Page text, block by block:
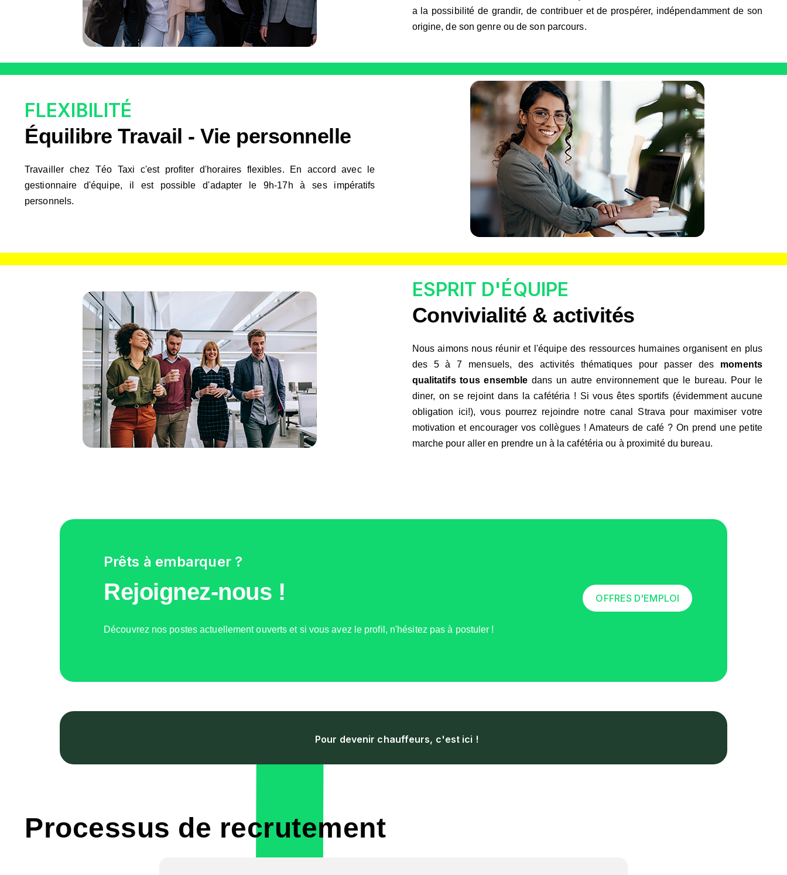
a la possibilité de grandir, de contribuer et de prospérer, indépendamment de son
origine, de son genre ou de son parcours.
FLEXIBILITÉ
Équilibre Travail - Vie personnelle
Travailler chez Téo Taxi c'est profiter d'horaires flexibles. En accord avec le
gestionnaire d'équipe, il est possible d'adapter le 9h-17h à ses impératifs
personnels.
ESPRIT D'ÉQUIPE
Convivialité & activités
Nous aimons nous réunir et l'équipe des ressources humaines organisent en plus
des 5 à 7 mensuels, des activités thématiques pour passer des moments
qualitatifs tous ensemble dans un autre environnement que le bureau. Pour le
diner, on se rejoint dans la cafétéria ! Si vous êtes sportifs (évidemment aucune
obligation ici!), vous pourrez rejoindre notre canal Strava pour maximiser votre
motivation et encourager vos collègues ! Amateurs de café ? On prend une petite
marche pour aller en prendre un à la cafétéria ou à proximité du bureau.
Prêts à embarquer ?
Rejoignez-nous !
Découvrez nos postes actuellement ouverts et si vous avez le profil, n'hésitez pas à postuler !
OFFRES D'EMPLOI
Pour devenir chauffeurs, c'est ici !
Processus de recrutement